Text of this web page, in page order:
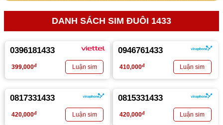
DANH SÁCH SIM ĐUÔI 1433
0396181433
399,000đ
0946761433
410,000đ
0817331433
420,000đ
0815331433
420,000đ